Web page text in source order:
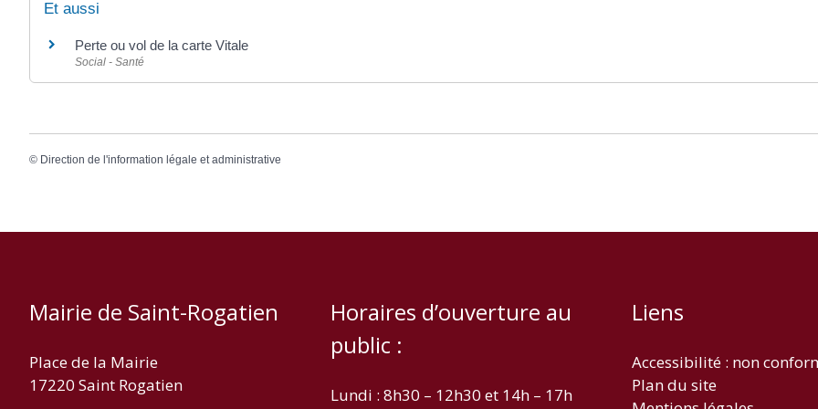
Et aussi
Perte ou vol de la carte Vitale
Social - Santé
© Direction de l'information légale et administrative
Mairie de Saint-Rogatien
Place de la Mairie
17220 Saint Rogatien
Horaires d’ouverture au
public :
Lundi : 8h30 – 12h30 et 14h – 17h
Liens
Accessibilité : non
Plan du site